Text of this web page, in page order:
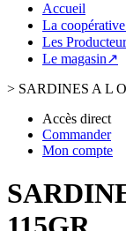
Accueil
La
Les
Le magasin↗
> SARDINES A L
Accès direct
Commander
Mon compte